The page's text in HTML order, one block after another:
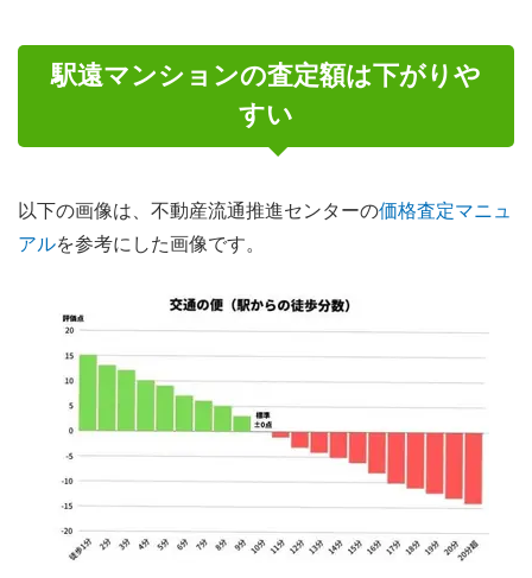
駅遠マンションの査定額は下がりや
すい
以下の画像は、不動産流通推進センターの価格査定マニュ
アルを参考にした画像です。